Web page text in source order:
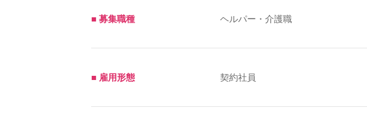
■ 募集職種 ヘルパー・介護職
■ 雇用形態 契約社員